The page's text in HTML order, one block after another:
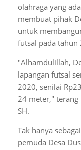
olahraga yang
membuat pihak
untuk
futsal pada tahun
"Alhamdulillah,
lapangan futsal
2020, senilai
24 meter," terang
SH.
Tak hanya
pemuda Desa